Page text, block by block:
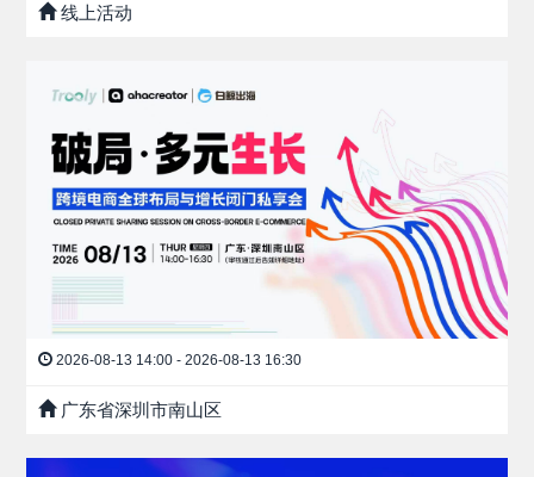
线上活动
2026-08-13 14:00 - 2026-08-13 16:30
广东省深圳市南山区